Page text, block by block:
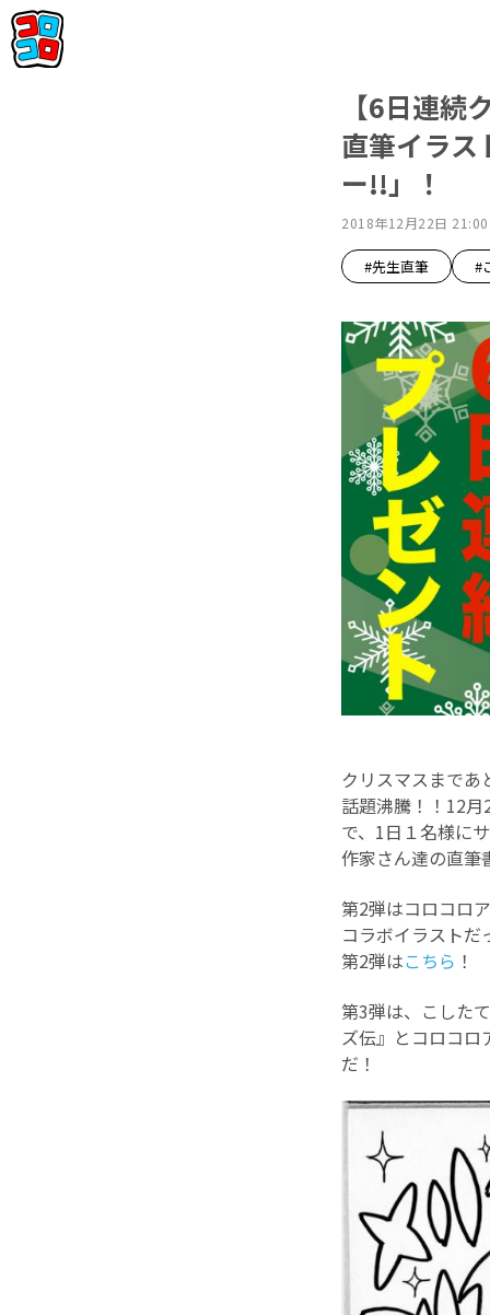
【6日連
直筆イラ
ー!!」！
2018年12月22日 21:00
#先生直筆 #
クリスマスまであ
話題沸騰！！12
で、1日１名様に
作家さん達の直筆
第2弾はコロコロ
コラボイラストだ
第2弾はこちら ！
第3弾は、こした
ズ伝』とコロコ
だ！